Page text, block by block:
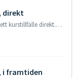
direkt
I den här artikeln beskrivs hur du publicerar ett kurstillfälle direkt. Allmän information När du skapar ett kurstillfälle ställs statusen in på utkast...
i framtiden